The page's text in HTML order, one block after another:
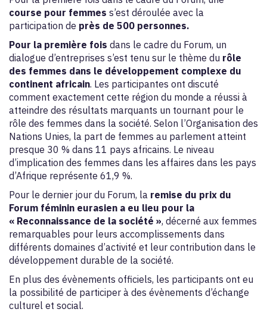
course pour femmes s’est déroulée avec la
participation de près de 500 personnes.
Pour la première fois dans le cadre du Forum, un
dialogue d’entreprises s’est tenu sur le thème du rôle
des femmes dans le développement complexe du
continent africain. Les participantes ont discuté
comment exactement cette région du monde a réussi à
atteindre des résultats marquants un tournant pour le
rôle des femmes dans la société. Selon l’Organisation des
Nations Unies, la part de femmes au parlement atteint
presque 30 % dans 11 pays africains. Le niveau
d’implication des femmes dans les affaires dans les pays
d’Afrique représente 61,9 %.
Pour le dernier jour du Forum, la remise du prix du
Forum féminin eurasien a eu lieu pour la
« Reconnaissance de la société », décerné aux femmes
remarquables pour leurs accomplissements dans
différents domaines d’activité et leur contribution dans le
développement durable de la société.
En plus des évènements officiels, les participants ont eu
la possibilité de participer à des évènements d’échange
culturel et social.